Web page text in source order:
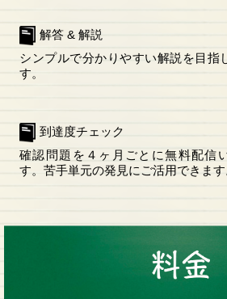
解答 & 解説
シンプルで分かりやすい解説を目指
す。
到達度チェック
確認問題を４ヶ月ごとに無料配信
す。苦手単元の発見にご活用できます